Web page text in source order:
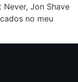
Never, Jon Shave
no meu